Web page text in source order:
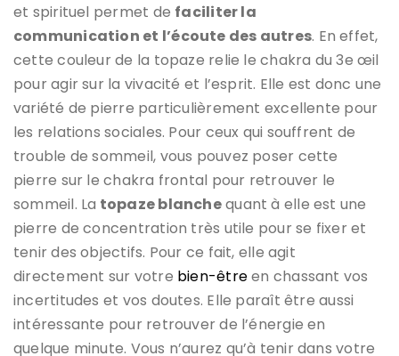
et spirituel permet de faciliter la
communication et l’écoute des autres. En effet,
cette couleur de la topaze relie le chakra du 3e œil
pour agir sur la vivacité et l’esprit. Elle est donc une
variété de pierre particulièrement excellente pour
les relations sociales. Pour ceux qui souffrent de
trouble de sommeil, vous pouvez poser cette
pierre sur le chakra frontal pour retrouver le
sommeil. La topaze blanchequant à elle est une
pierre de concentration très utile pour se fixer et
tenir des objectifs. Pour ce fait, elle agit
directement sur votre bien-êtreen chassant vos
incertitudes et vos doutes. Elle paraît être aussi
intéressante pour retrouver de l’énergie en
quelque minute. Vous n’aurez qu’à tenir dans votre